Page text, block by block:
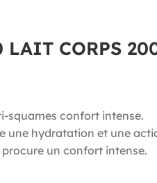
LAIT CORPS
squames confort intense.
une hydratation et une
un confort intense.